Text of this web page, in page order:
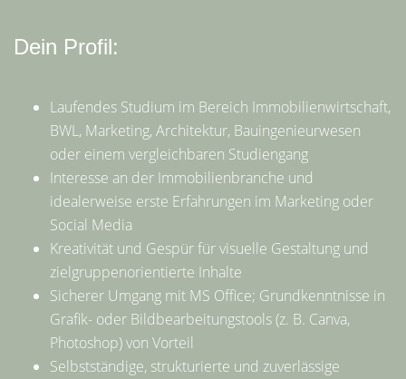
Dein Profil:
Laufendes Studium im Bereich Immobilienwirtschaft,
BWL, Marketing, Architektur, Bauingenieurwesen
oder einem vergleichbaren Studiengang
Interesse an der Immobilienbranche und
idealerweise erste Erfahrungen im Marketing oder
Social Media
Kreativität und Gespür für visuelle Gestaltung und
zielgruppenorientierte Inhalte
Sicherer Umgang mit MS Office; Grundkenntnisse in
Grafik- oder Bildbearbeitungstools (z. B. Canva,
Photoshop) von Vorteil
Selbstständige, strukturierte und zuverlässige